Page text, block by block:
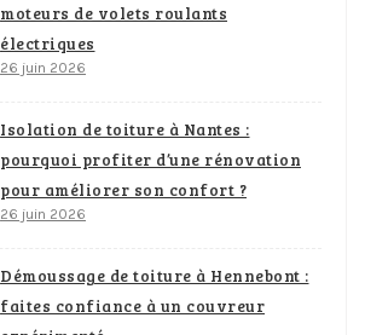
moteurs de volets roulants
électriques
26 juin 2026
Isolation de toiture à Nantes :
pourquoi profiter d’une rénovation
pour améliorer son confort ?
26 juin 2026
Démoussage de toiture à Hennebont :
faites confiance à un couvreur